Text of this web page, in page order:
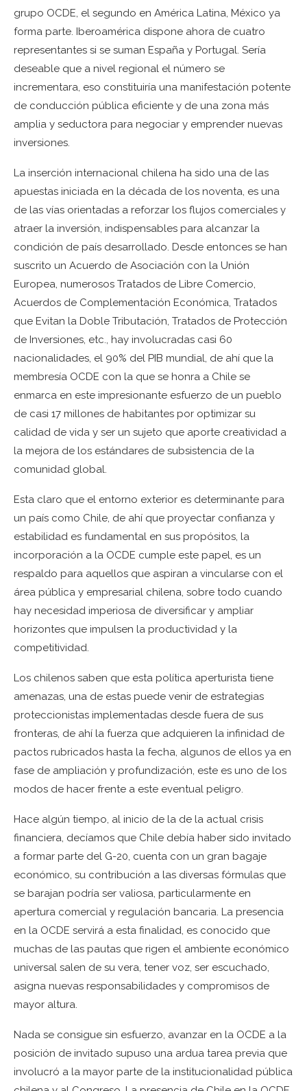
grupo OCDE, el segundo en América Latina, México ya
forma parte. Iberoamérica dispone ahora de cuatro
representantes si se suman España y Portugal. Sería
deseable que a nivel regional el número se
incrementara, eso constituiría una manifestación potente
de conducción pública eficiente y de una zona más
amplia y seductora para negociar y emprender nuevas
inversiones.
La inserción internacional chilena ha sido una de las
apuestas iniciada en la década de los noventa, es una
de las vías orientadas a reforzar los flujos comerciales y
atraer la inversión, indispensables para alcanzar la
condición de país desarrollado. Desde entonces se han
suscrito un Acuerdo de Asociación con la Unión
Europea, numerosos Tratados de Libre Comercio,
Acuerdos de Complementación Económica, Tratados
que Evitan la Doble Tributación, Tratados de Protección
de Inversiones, etc., hay involucradas casi 60
nacionalidades, el 90% del PIB mundial, de ahí que la
membresía OCDE con la que se honra a Chile se
enmarca en este impresionante esfuerzo de un pueblo
de casi 17 millones de habitantes por optimizar su
calidad de vida y ser un sujeto que aporte creatividad a
la mejora de los estándares de subsistencia de la
comunidad global.
Esta claro que el entorno exterior es determinante para
un país como Chile, de ahí que proyectar confianza y
estabilidad es fundamental en sus propósitos, la
incorporación a la OCDE cumple este papel, es un
respaldo para aquellos que aspiran a vincularse con el
área pública y empresarial chilena, sobre todo cuando
hay necesidad imperiosa de diversificar y ampliar
horizontes que impulsen la productividad y la
competitividad.
Los chilenos saben que esta política aperturista tiene
amenazas, una de estas puede venir de estrategias
proteccionistas implementadas desde fuera de sus
fronteras, de ahí la fuerza que adquieren la infinidad de
pactos rubricados hasta la fecha, algunos de ellos ya en
fase de ampliación y profundización, este es uno de los
modos de hacer frente a este eventual peligro.
Hace algún tiempo, al inicio de la de la actual crisis
financiera, decíamos que Chile debía haber sido invitado
a formar parte del G-20, cuenta con un gran bagaje
económico, su contribución a las diversas fórmulas que
se barajan podría ser valiosa, particularmente en
apertura comercial y regulación bancaria. La presencia
en la OCDE servirá a esta finalidad, es conocido que
muchas de las pautas que rigen el ambiente económico
universal salen de su vera, tener voz, ser escuchado,
asigna nuevas responsabilidades y compromisos de
mayor altura.
Nada se consigue sin esfuerzo, avanzar en la OCDE a la
posición de invitado supuso una ardua tarea previa que
involucró a la mayor parte de la institucionalidad pública